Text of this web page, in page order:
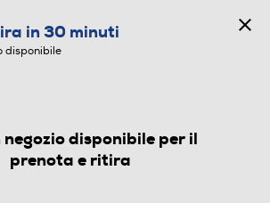
in 30 minuti
disponibile
negozio disponibile per il
prenota e ritira